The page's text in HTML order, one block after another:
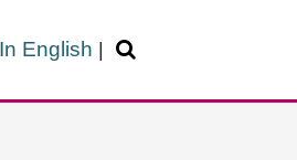
In English